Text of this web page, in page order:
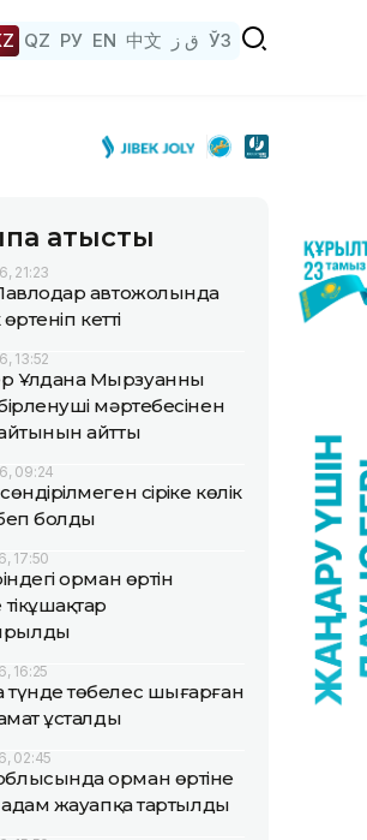
QZ РУ EN 中文 ق ز ЎЗ
қатысты
21:23
автожолында
өртеніп кетті
13:52
Ұлдана Мырзуанның
мәртебесінен
айтты
09:24
сіріңке көлік
болды
17:50
орман өртін
16:25
төбелес шығарған
ұсталды
02:45
орман өртіне
адам жауапқа тартылды